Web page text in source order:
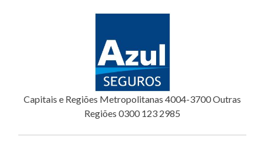
Capitais e Regiões Metropolitanas 4004-3700 Outras
Regiões 0300 123 2985